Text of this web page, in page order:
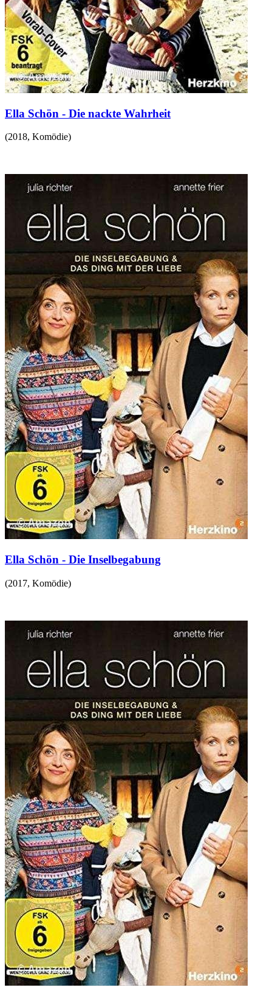
Ella Schön - Die nackte Wahrheit
(2018, Komödie)
Ella Schön - Die Inselbegabung
(2017, Komödie)